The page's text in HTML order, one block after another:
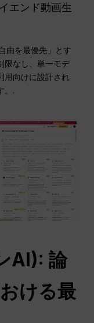
エンド動画生
由を最優先」とす
限なし、単一モデ
用向けに設計され
。.
AI): 論
ける最